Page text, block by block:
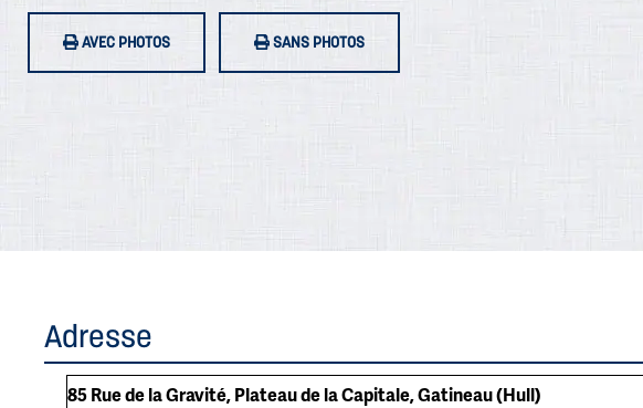
AVEC PHOTOS SANS PHOTOS
Adresse
85 Rue de la Gravité, Plateau de la Capitale, Gatineau (Hull)